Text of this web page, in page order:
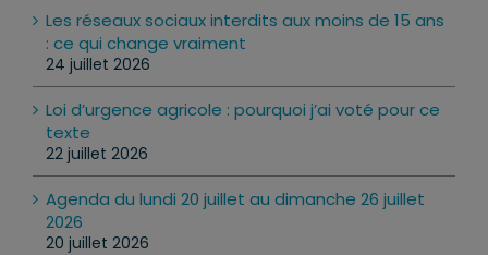
Les réseaux sociaux interdits aux moins de 15 ans
: ce qui change vraiment
24 juillet 2026
Loi d’urgence agricole : pourquoi j’ai voté pour ce
texte
22 juillet 2026
Agenda du lundi 20 juillet au dimanche 26 juillet
2026
20 juillet 2026